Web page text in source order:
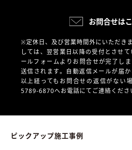
お問合せは
※定休日、及び営業時間外にいただき
しては、翌営業日以降の受付とさせて
ールフォームよりお問合せが完了し
送信されます。自動返信メールが届か
以上経ってもお問合せの返信がない
5789-6870へお電話にてご連絡くださ
ピックアップ施工事例